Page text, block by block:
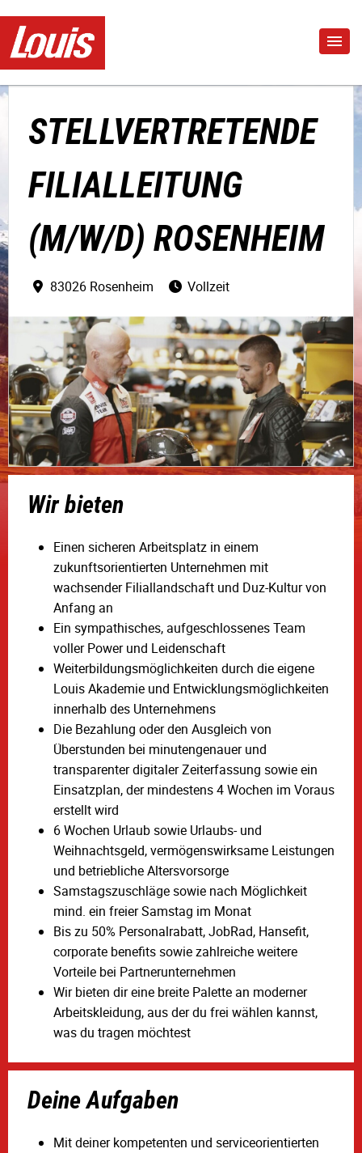
STELLVERTRETENDE
FILIALLEITUNG
(M/W/D) ROSENHEIM
83026 Rosenheim Vollzeit
Wir bieten
Einen sicheren Arbeitsplatz in einem
zukunftsorientierten Unternehmen mit
wachsender Filiallandschaft und Duz-Kultur von
Anfang an
Ein sympathisches, aufgeschlossenes Team
voller Power und Leidenschaft
Weiterbildungsmöglichkeiten durch die eigene
Louis Akademie und Entwicklungsmöglichkeiten
innerhalb des Unternehmens
Die Bezahlung oder den Ausgleich von
Überstunden bei minutengenauer und
transparenter digitaler Zeiterfassung sowie ein
Einsatzplan, der mindestens 4 Wochen im Voraus
erstellt wird
6 Wochen Urlaub sowie Urlaubs- und
Weihnachtsgeld, vermögenswirksame Leistungen
und betriebliche Altersvorsorge
Samstagszuschläge sowie nach Möglichkeit
mind. ein freier Samstag im Monat
Bis zu 50% Personalrabatt, JobRad, Hansefit,
corporate benefits sowie zahlreiche weitere
Vorteile bei Partnerunternehmen
Wir bieten dir eine breite Palette an moderner
Arbeitskleidung, aus der du frei wählen kannst,
was du tragen möchtest
Deine Aufgaben
Mit deiner kompetenten und serviceorientierten